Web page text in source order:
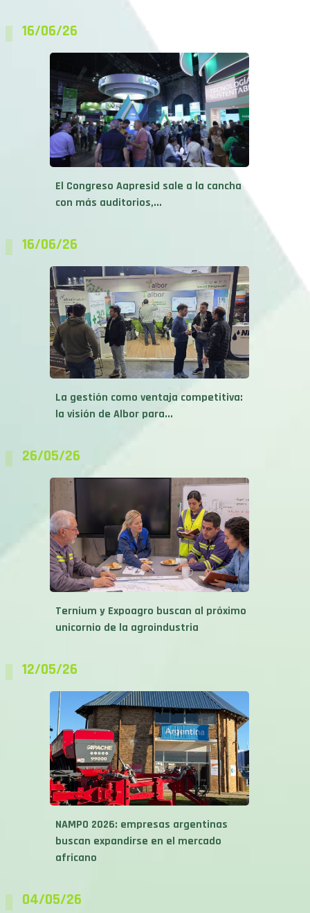
16/06/26
El Congreso Aapresid sale a la cancha
con más auditorios,...
16/06/26
La gestión como ventaja competitiva:
la visión de Albor para...
26/05/26
Ternium y Expoagro buscan al próximo
unicornio de la agroindustria
12/05/26
NAMPO 2026: empresas argentinas
buscan expandirse en el mercado
africano
04/05/26